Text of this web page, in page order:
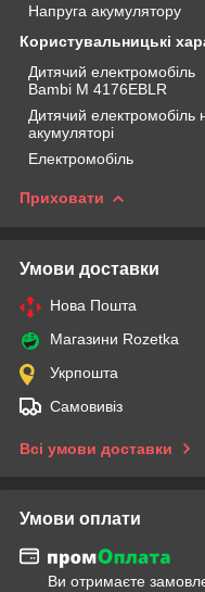
Напруга акумулятору
Користувальницькі
Дитячий електромобіль
Bambi M 4176EBLR
Дитячий електромобіль
акумуляторі
Електромобіль
Приховати
Умови доставки
Нова Пошта
Магазини Rozetka
Укрпошта
Самовивіз
Всі умови доставки
Умови оплати
Ви отримаєте